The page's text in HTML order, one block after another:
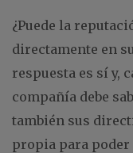
¿Puede la
directamente en
respuesta es sí y,
compañía debe
también sus
propia para